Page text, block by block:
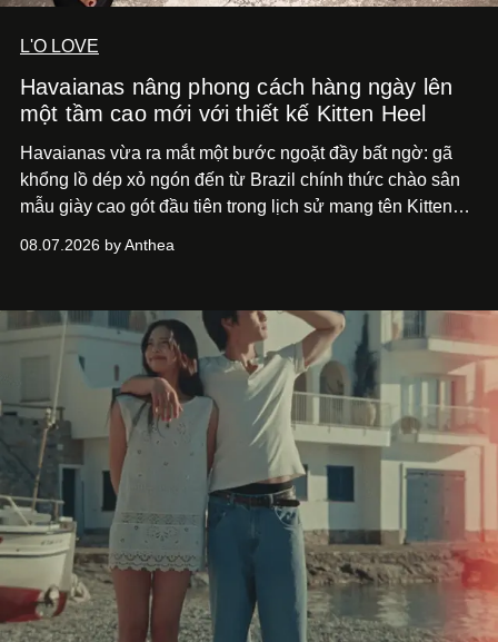
L'O LOVE
Havaianas nâng phong cách hàng ngày lên
một tầm cao mới với thiết kế Kitten Heel
Havaianas vừa ra mắt một bước ngoặt đầy bất ngờ: gã
khổng lồ dép xỏ ngón đến từ Brazil chính thức chào sân
mẫu giày cao gót đầu tiên trong lịch sử mang tên Kitten
08.07.2026 by Anthea